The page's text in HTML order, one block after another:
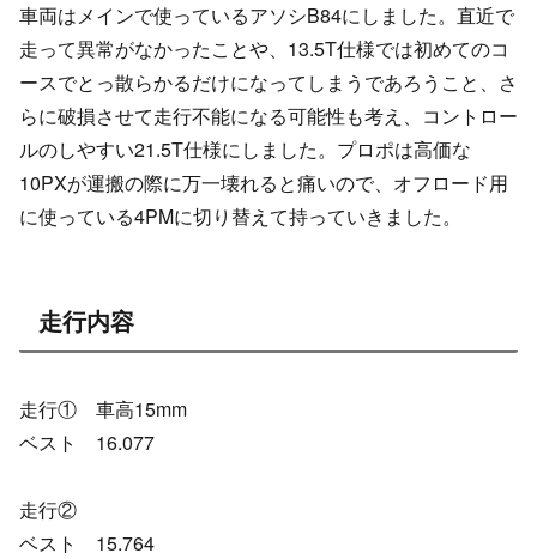
車両はメインで使っているアソシB84にしました。直近で
走って異常がなかったことや、13.5T仕様では初めてのコ
ースでとっ散らかるだけになってしまうであろうこと、さ
らに破損させて走行不能になる可能性も考え、コントロー
ルのしやすい21.5T仕様にしました。プロポは高価な
10PXが運搬の際に万一壊れると痛いので、オフロード用
に使っている4PMに切り替えて持っていきました。
走行内容
走行① 車高15mm
ベスト 16.077
走行②
ベスト 15.764